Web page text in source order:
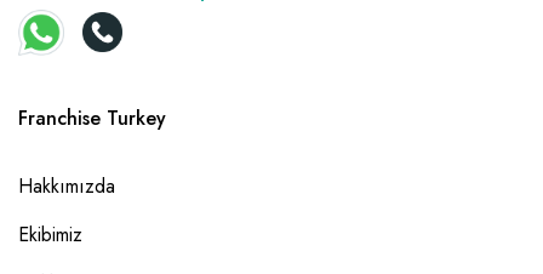
Franchise Turkey
Hakkımızda
Ekibimiz